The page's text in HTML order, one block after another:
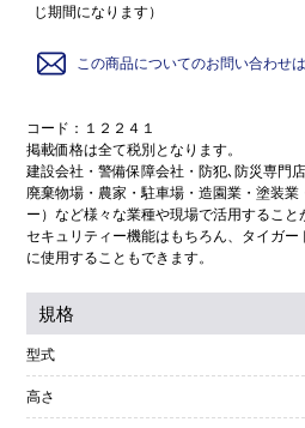
じ期間になります）
この商品についてのお問い合わせ
コード：１２２４１
掲載価格は全て税別となります。
建設会社・警備保障会社・防犯､防災専門
廃棄物場・農家・駐車場・造園業・塗装業
ー）など様々な業種や現場で活用すること
セキュリティー機能はもちろん、タイガ
に使用することもできます。
規格
型式
高さ